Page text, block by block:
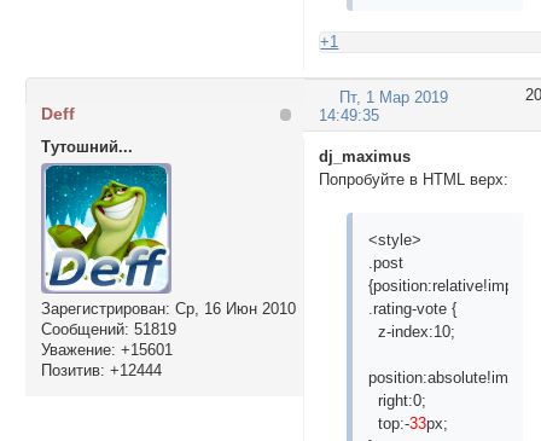
+1
20
Пт, 1 Мар 2019
14:49:35
Deff
Тутошний...
Зарегистрирован: Ср, 16 Июн 2010
Сообщений: 51819
Уважение: +15601
Позитив: +12444
dj_maximus
Попробуйте в HTML верх:
<style>
.post
.rating-vote {
z-index:10;
right:0;
top:-33px;